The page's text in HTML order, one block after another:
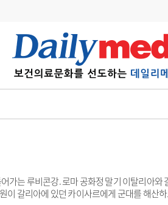
6
관리급여 실
9
의과대학 입
사고
수첩
가는 루비콘강. 로마 공화정 말기 이탈리아와
이 갈리아에 있던 카이사르에게 군대를 해산